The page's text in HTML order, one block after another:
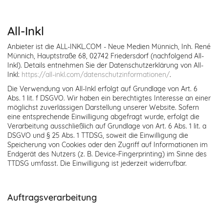
All-Inkl
Anbieter ist die ALL-INKL.COM - Neue Medien Münnich, Inh. René
Münnich, Hauptstraße 68, 02742 Friedersdorf (nachfolgend All-
Inkl). Details entnehmen Sie der Datenschutzerklärung von All-
Inkl: https://all-inkl.com/datenschutzinformationen/.
Die Verwendung von All-Inkl erfolgt auf Grundlage von Art. 6
Abs. 1 lit. f DSGVO. Wir haben ein berechtigtes Interesse an einer
möglichst zuverlässigen Darstellung unserer Website. Sofern
eine entsprechende Einwilligung abgefragt wurde, erfolgt die
Verarbeitung ausschließlich auf Grundlage von Art. 6 Abs. 1 lit. a
DSGVO und § 25 Abs. 1 TTDSG, soweit die Einwilligung die
Speicherung von Cookies oder den Zugriff auf Informationen im
Endgerät des Nutzers (z. B. Device-Fingerprinting) im Sinne des
TTDSG umfasst. Die Einwilligung ist jederzeit widerrufbar.
Auftragsverarbeitung